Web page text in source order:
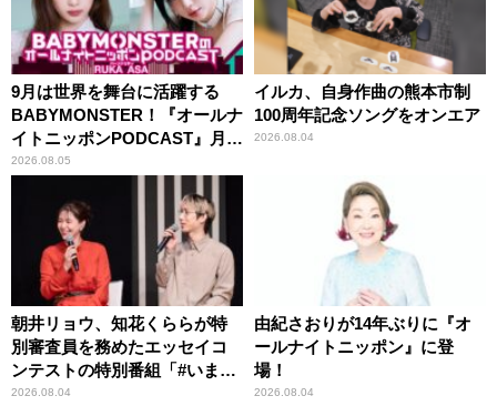
9月は世界を舞台に活躍する
BABYMONSTER！『オールナ
イトニッポンPODCAST』月替
わりパーソナリティ
2026.08.05
イルカ、自身作曲の熊本市制
100周年記念ソングをオンエア
2026.08.04
朝井リョウ、知花くららが特
別審査員を務めたエッセイコ
ンテストの特別番組「#いまあ
なたに伝えたいこと」
2026.08.04
由紀さおりが14年ぶりに『オ
ールナイトニッポン』に登
場！
2026.08.04